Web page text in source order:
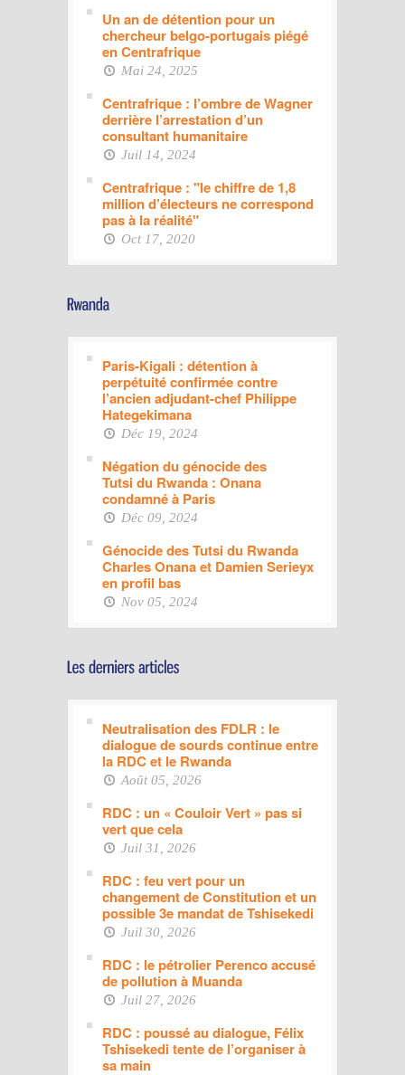
Un an de détention pour un
chercheur belgo-portugais piégé
en Centrafrique
Mai 24, 2025
Centrafrique : l’ombre de Wagner
derrière l’arrestation d’un
consultant humanitaire
Juil 14, 2024
Centrafrique : "le chiffre de 1,8
million d’électeurs ne correspond
pas à la réalité"
Oct 17, 2020
Paris-Kigali : détention à
perpétuité confirmée contre
l’ancien adjudant-chef Philippe
Hategekimana
Déc 19, 2024
Négation du génocide des
Tutsi du Rwanda : Onana
condamné à Paris
Déc 09, 2024
Génocide des Tutsi du Rwanda
Charles Onana et Damien Serieyx
en profil bas
Nov 05, 2024
Neutralisation des FDLR : le
dialogue de sourds continue entre
la RDC et le Rwanda
Août 05, 2026
RDC : un « Couloir Vert » pas si
vert que cela
Juil 31, 2026
RDC : feu vert pour un
changement de Constitution et un
possible 3e mandat de Tshisekedi
Juil 30, 2026
RDC : le pétrolier Perenco accusé
de pollution à Muanda
Juil 27, 2026
RDC : poussé au dialogue, Félix
Tshisekedi tente de l’organiser à
sa main